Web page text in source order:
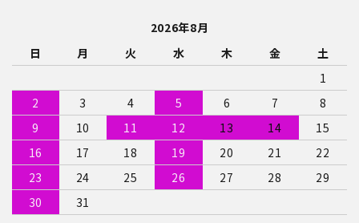
2026年8月
日
月 火 水 木 金
土
1
2
3 4 5 6 7
8
9
10 11 12 13 14
15
16
17 18 19 20 21
22
23
24 25 26 27 28
29
30
31